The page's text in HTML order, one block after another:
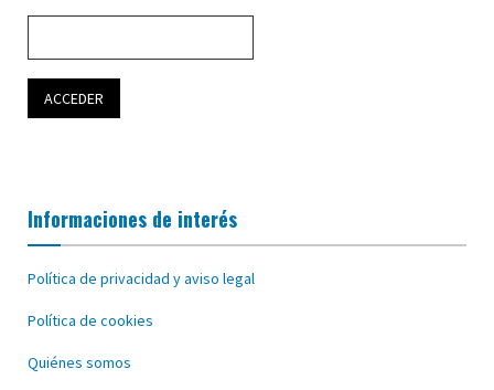
Informaciones de interés
Política de privacidad y aviso legal
Política de cookies
Quiénes somos